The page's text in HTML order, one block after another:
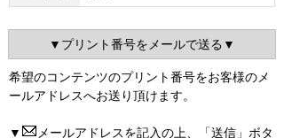
▼プリント番号をメールで送る▼
希望のコンテンツのプリント番号をお客様のメ
ールアドレスへお送り頂けます。
▼ メールアドレスを記入の上、「送信」ボタ